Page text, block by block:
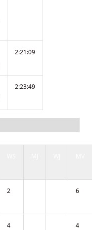
2:21:09
2:23:49
2 6
4 4